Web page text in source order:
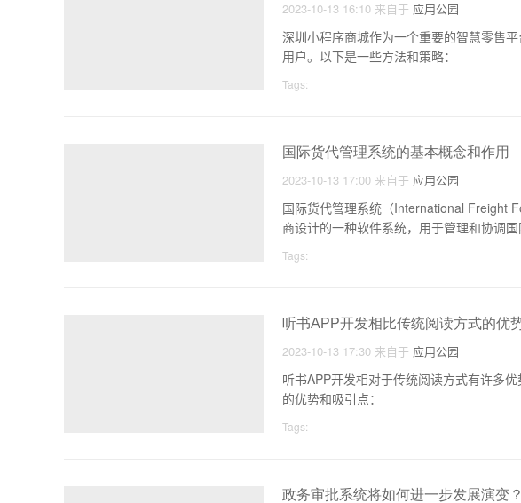
2023-10-13 16:10 来自于 应用公园
深圳小程序商城作为一个重要的智慧零售
用户。以下是一些方法和策略：
Tags:
国际货代管理系统的基本概念和作用
2023-10-13 17:00 来自于 应用公园
国际货代管理系统（International Freight
商设计的一种软件系统，用于管理和协调
Tags:
听书APP开发相比传统阅读方式的优
2023-10-13 17:30 来自于 应用公园
听书APP开发相对于传统阅读方式有许多
的优势和吸引点：
Tags:
政务审批系统将如何进一步发展演变？